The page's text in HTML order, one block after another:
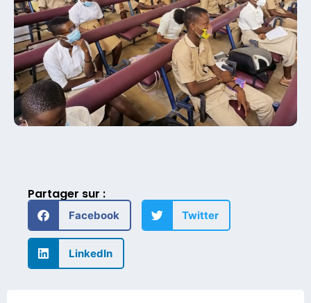
Partager sur :
Facebook Twitter
LinkedIn